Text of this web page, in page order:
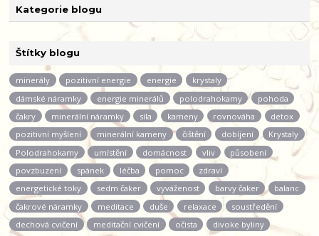
Kategorie blogu
Štítky blogu
minerály pozitivní energie energie
krystaly
dámské náramky
energie minerálů polodrahokamy
pohoda
čakry
minerální náramky síla kameny rovnováha
detox
pozitivní myšlení
minerální kameny čištění dobíjení
Krystaly
Polodrahokamy
umístění domácnost vliv
působení
povzbuzení
spánek léčba pomoc
zdraví
energetické toky
sedm čaker vyváženost barvy čaker
balanc
čakrové náramky
meditace duše relaxace
soustředění
dechová cvičení
meditační cvičení očista
divoke byliny